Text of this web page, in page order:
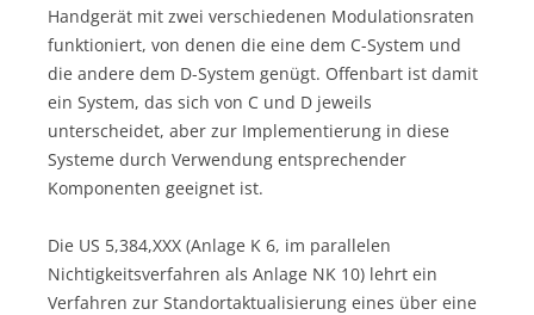
Handgerät mit zwei verschiedenen Modulationsraten
funktioniert, von denen die eine dem C-System und
die andere dem D-System genügt. Offenbart ist damit
ein System, das sich von C und D jeweils
unterscheidet, aber zur Implementierung in diese
Systeme durch Verwendung entsprechender
Komponenten geeignet ist.
Die US 5,384,XXX (Anlage K 6, im parallelen
Nichtigkeitsverfahren als Anlage NK 10) lehrt ein
Verfahren zur Standortaktualisierung eines über eine